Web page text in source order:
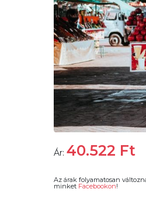
Ár: 40.522 Ft
Az árak folyamatosan
minket Facebookon!